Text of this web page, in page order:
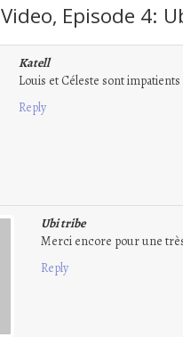
Video, Episode 4:
Katell
Louis et Céleste sont
Reply
Ubi tribe
Merci encore pour une très
Reply